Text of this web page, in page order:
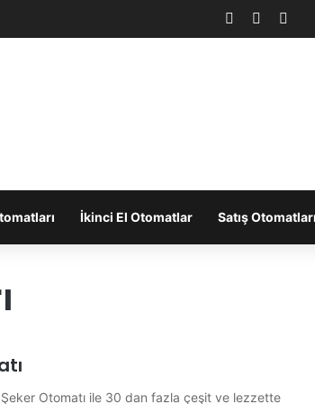
Facebook
İkinci El Otomatlar Satış Otomatları
Otomatı ile 30 dan fazla çeşit ve lezzette